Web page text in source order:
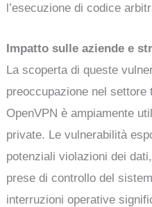
l’esecuzione di codice
Impatto sulle aziende e
La scoperta di queste
preoccupazione nel settore
OpenVPN è ampiamente
private. Le vulnerabilità
potenziali violazioni dei
prese di controllo del
interruzioni operative